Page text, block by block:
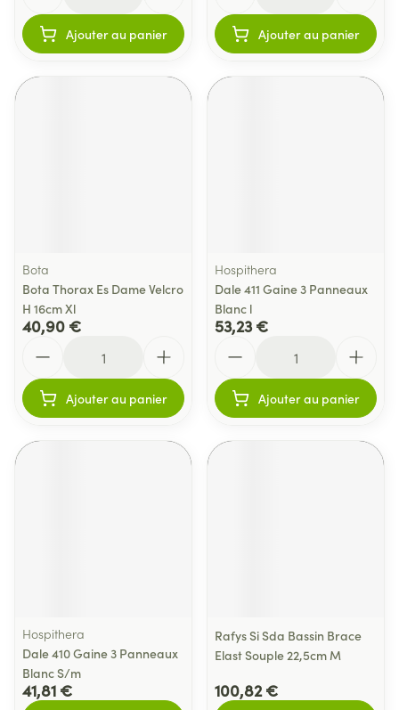
Ajouter au panier Ajouter au panier
Bota
Bota Thorax Es Dame Velcro
H 16cm Xl
40,90 €
Ajouter au panier
Hospithera
Dale 411 Gaine 3 Panneaux
Blanc l
53,23 €
Ajouter au panier
Hospithera
Dale 410 Gaine 3 Panneaux
Blanc S/m
41,81 €
Rafys Si Sda Bassin Brace
Elast Souple 22,5cm M
100,82 €